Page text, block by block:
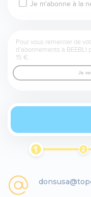
Je m'abonne à la
Pour vous remercier de
d’abonnements à
15 €.
Je
1 2